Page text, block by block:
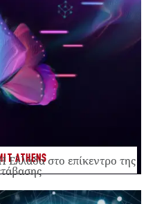
ATHENSστο επίκεντρο της